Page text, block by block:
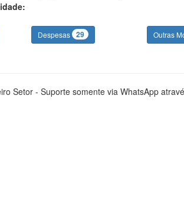
Despesas 29 Outras
Setor - Suporte somente via WhatsApp